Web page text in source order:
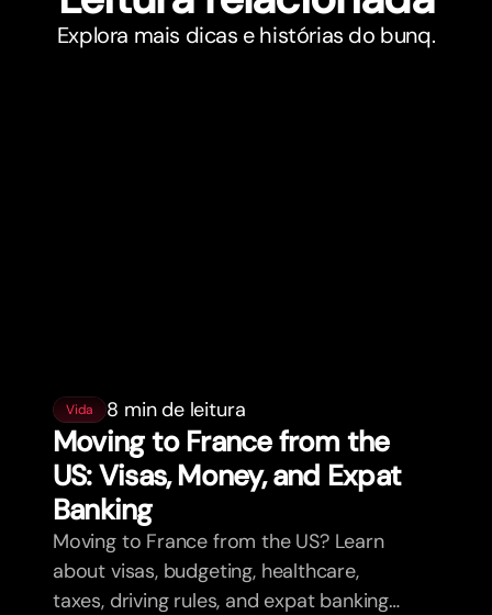
Explora mais dicas e histórias do bunq.
Vida 8 min de leitura
Moving to France from the
US: Visas, Money, and Expat
Banking
Moving to France from the US? Learn
about visas, budgeting, healthcare,
taxes, driving rules, and expat banking